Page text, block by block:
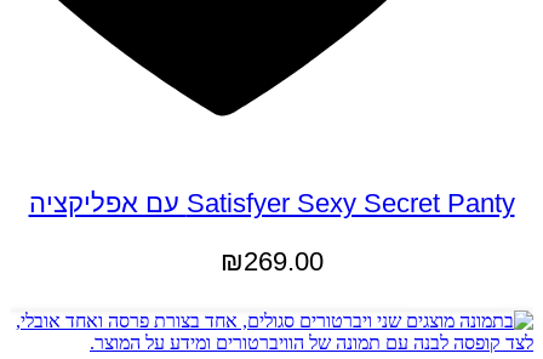
Satisfyer Sexy Secret Panty עם אפליקציה
₪269.00